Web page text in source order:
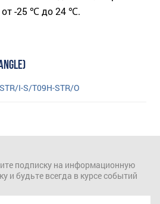
от -25 ℃ до 24 ℃.
I-S/T09H-STR/O
подписку на информационную
и будьте всегда в курсе событий